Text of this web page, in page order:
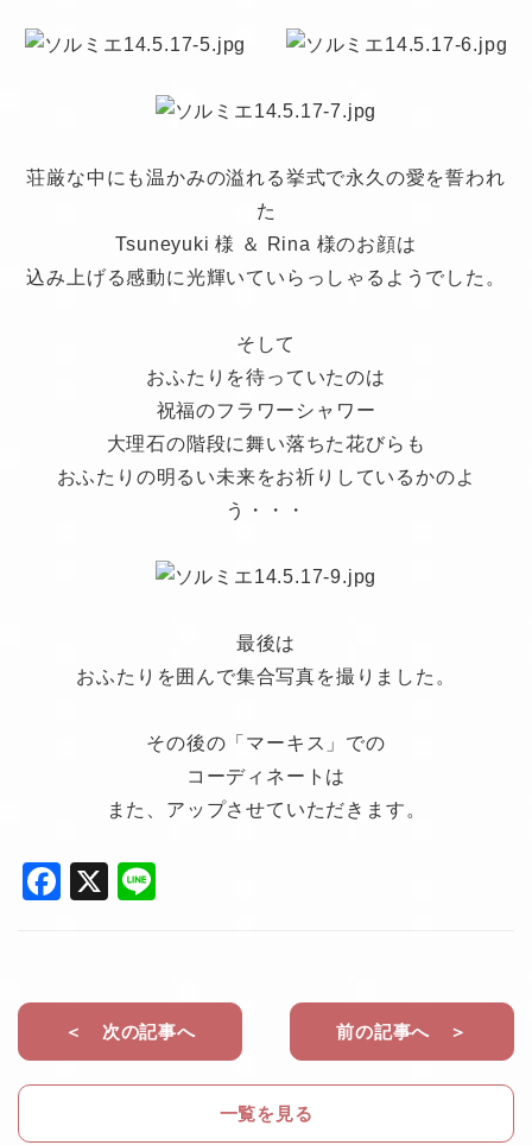
荘厳な中にも温かみの溢れる挙式で永久の愛を誓われ
た
Tsuneyuki 様 ＆ Rina 様のお顔は
込み上げる感動に光輝いていらっしゃるようでした。
そして
おふたりを待っていたのは
祝福のフラワーシャワー
大理石の階段に舞い落ちた花びらも
おふたりの明るい未来をお祈りしているかのよ
う・・・
最後は
おふたりを囲んで集合写真を撮りました。
その後の「マーキス」での
コーディネートは
また、アップさせていただきます。
F
e
b
o
X
＜ 次の記事へ
一覧を見る
前の記事へ ＞